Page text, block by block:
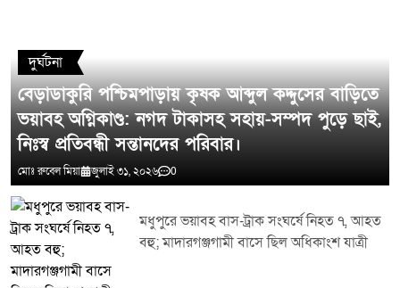
দুর্ঘটনা
বেড়াডাকুরি পশ্চিমপাড়ায় কৃষক আব্দুল কদ্দুসের বাড়িতে
ভয়াবহ অগ্নিকাণ্ড: নগদ টাকাসহ সহায়-সম্পদ পুড়ে ছাই,
নিঃস্ব প্রতিবন্ধী সন্তানদের পরিবার।
মোঃ রুবেল মিয়া জুলাই ৩১, ২০২৬ 0
মধুপুরে ভয়াবহ বাস-ট্রাক সংঘর্ষে নিহত ৭, আহত
বহু; মাদারগঞ্জগামী বাসে ছিল অধিকাংশ যাত্রী